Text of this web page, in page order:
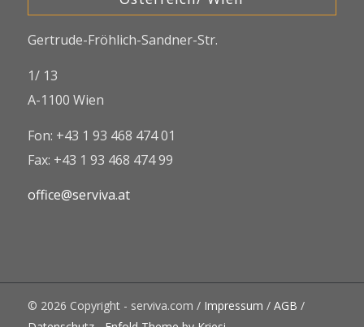
Gertrude-Fröhlich-Sandner-Str.
1/ 13
A-1100 Wien
Fon: +43 1 93 468 474 01
Fax: +43 1 93 468 474 99
office@serviva.at
© 2026 Copyright - serviva.com / Impressum / AGB /